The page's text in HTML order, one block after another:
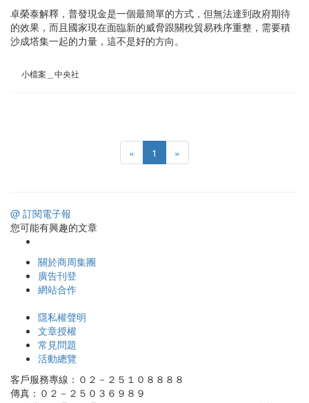
卓榮泰解釋，普發現金是一個最簡單的方式，但無法達到政府期待
的效果，而且國家現在面臨新的威脅跟關稅貿易秩序重整，需要積
沙成塔集一起的力量，這不是好的方向。
小檔案＿中央社
« 1 »
@ 訂閱電子報
您可能有興趣的文章
關於商周集團
廣告刊登
網站合作
隱私權聲明
文章授權
常見問題
活動總覽
客戶服務專線：０２－２５１０８８８８
傳真：０２－２５０３６９８９